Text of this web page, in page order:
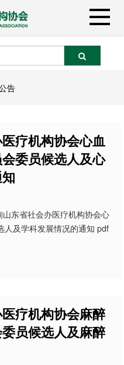
告
疗机构协会心血
委员候选人及心
东省社会办医疗机构协会心
人及学科发展情况的通知 pdf
疗机构协会麻醉
员候选人及麻醉